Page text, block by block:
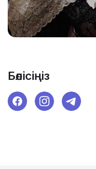
Бөлісіңіз